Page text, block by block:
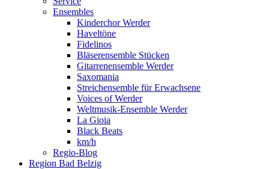
Ensembles
Kinderchor Werder
Haveltöne
Fidelinos
Bläserensemble Stücken
Gitarrenensemble Werder
Saxomania
Streichensemble für Erwachsene
Voices of Werder
Weltmusik-Ensemble Werder
La Gioia
Black Beats
km/h
Regio-Blog
Region Bad Belzig